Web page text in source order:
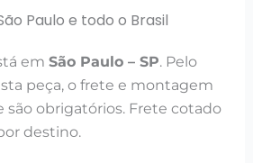
Paulo e todo o Brasil
em São Paulo – SP. Pelo
peça, o frete e montagem
são obrigatórios. Frete cotado
destino.